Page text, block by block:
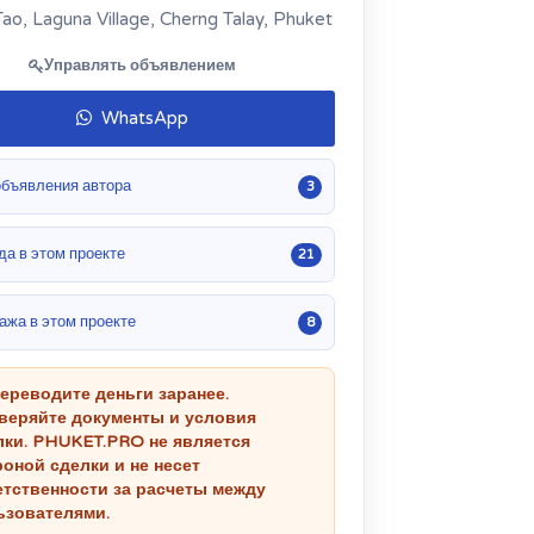
Laguna Village, Cherng Talay, Phuket
Управлять объявлением
WhatsApp
автора 3
в этом проекте 21
в этом проекте 8
деньги заранее.
документы и условия
PHUKET.PRO не является
сделки и не несет
за расчеты между